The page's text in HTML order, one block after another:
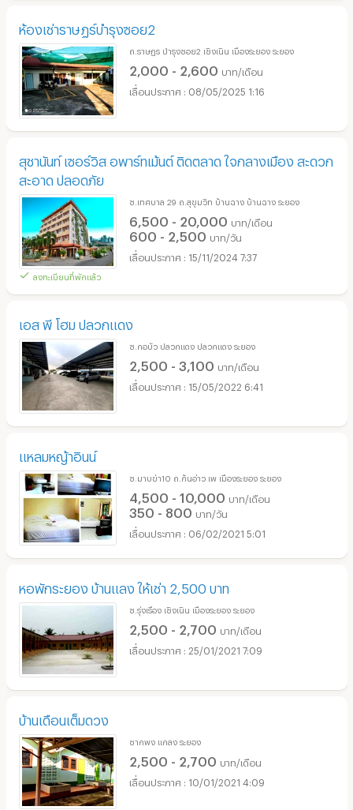
ห้องเช่าราษฏร์บำรุงซอย2
ถ.ราษฏร บำรุงซอย2 เชิงเนิน เมืองระยอง ระยอง
2,000 - 2,600 บาท/เดือน
08/05/2025 1:16
สุชานันท์ เซอร์วิส อพาร์ทเม้นต์ ติดตลาด ใจกลางเมือง สะดวก
สะอาด ปลอดภัย
ลงทะเบียนที่พักแล้ว
ซ.เทศบาล 29 ถ.สุขุมวิท บ้านฉาง บ้านฉาง ระยอง
6,500 - 20,000 บาท/เดือน
600 - 2,500 บาท/วัน
15/11/2024 7:37
เอส พี โฮม ปลวกแดง
ซ.กอบัว ปลวกแดง ปลวกแดง ระยอง
2,500 - 3,100 บาท/เดือน
15/05/2022 6:41
แหลมหญ้าอินน์
ซ.มาบข่า10 ถ.ก้นอ่าว เพ เมืองระยอง ระยอง
4,500 - 10,000 บาท/เดือน
350 - 800 บาท/วัน
06/02/2021 5:01
หอพักระยอง บ้านแลง ให้เช่า 2,500 บาท
ซ.รุ่งเรือง เชิงเนิน เมืองระยอง ระยอง
2,500 - 2,700 บาท/เดือน
25/01/2021 7:09
บ้านเดือนเต็มดวง
ชากพง แกลง ระยอง
2,500 - 2,700 บาท/เดือน
10/01/2021 4:09